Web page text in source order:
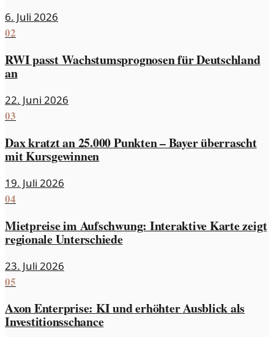
6. Juli 2026
02
RWI passt Wachstumsprognosen für Deutschland
an
22. Juni 2026
03
Dax kratzt an 25.000 Punkten – Bayer überrascht
mit Kursgewinnen
19. Juli 2026
04
Mietpreise im Aufschwung: Interaktive Karte zeigt
regionale Unterschiede
23. Juli 2026
05
Axon Enterprise: KI und erhöhter Ausblick als
Investitionsschance